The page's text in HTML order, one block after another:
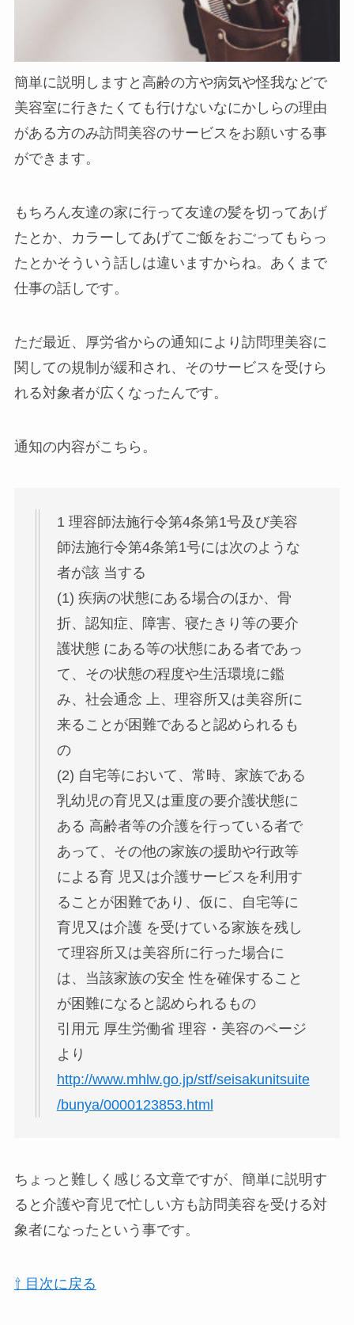
簡単に説明しますと高齢の方や病気や怪我などで
美容室に行きたくても行けないなにかしらの理由
がある方のみ訪問美容のサービスをお願いする事
ができます。
もちろん友達の家に行って友達の髪を切ってあげ
たとか、カラーしてあげてご飯をおごってもらっ
たとかそういう話しは違いますからね。あくまで
仕事の話しです。
ただ最近、厚労省からの通知により訪問理美容に
関しての規制が緩和され、そのサービスを受けら
れる対象者が広くなったんです。
通知の内容がこちら。
1 理容師法施行令第4条第1号及び美容
師法施行令第4条第1号には次のような
者が該 当する
(1) 疾病の状態にある場合のほか、骨
折、認知症、障害、寝たきり等の要介
護状態 にある等の状態にある者であっ
て、その状態の程度や生活環境に鑑
み、社会通念 上、理容所又は美容所に
来ることが困難であると認められるも
の
(2) 自宅等において、常時、家族である
乳幼児の育児又は重度の要介護状態に
ある 高齢者等の介護を行っている者で
あって、その他の家族の援助や行政等
による育 児又は介護サービスを利用す
ることが困難であり、仮に、自宅等に
育児又は介護 を受けている家族を残し
て理容所又は美容所に行った場合に
は、当該家族の安全 性を確保すること
が困難になると認められるもの
引用元 厚生労働省 理容・美容のページ
より
http://www.mhlw.go.jp/stf/seisakunitsuite
/bunya/0000123853.html
ちょっと難しく感じる文章ですが、簡単に説明す
ると介護や育児で忙しい方も訪問美容を受ける対
象者になったという事です。
⇧ 目次に戻る